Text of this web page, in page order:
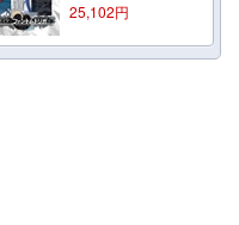
25,102円